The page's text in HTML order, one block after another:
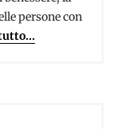
persone con